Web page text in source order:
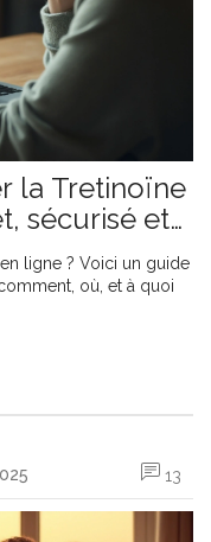
la Tretinoïne
sécurisé et
ligne ? Voici un guide
où, et à quoi
13